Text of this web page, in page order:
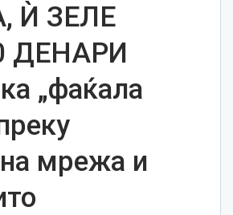
Ѝ ЗЕЛЕ
ДЕНАРИ
„фаќала
мрежа и